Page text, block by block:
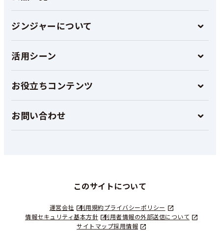
ジンジャーについて
活用シーン
お役立ちコンテンツ
お問い合わせ
このサイトについて
運営会社 利用規約プライバシーポリシー
情報セキュリティ基本方針
利用者情報の外部送信について
サイトマップ採用情報